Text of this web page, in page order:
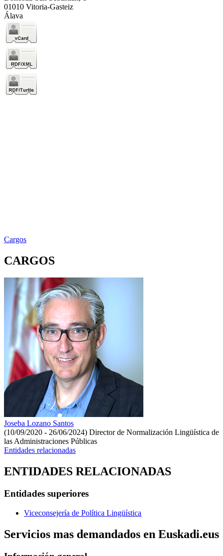
01010 Vitoria-Gasteiz
Álava
Cargos
CARGOS
Joseba Lozano Santos
(10/09/2020 - 26/06/2024) Director de Normalización Lingüística de
las Administraciones Públicas
Entidades relacionadas
ENTIDADES RELACIONADAS
Entidades superiores
Viceconsejería de Política Lingüística
Servicios mas demandados en Euskadi.eus